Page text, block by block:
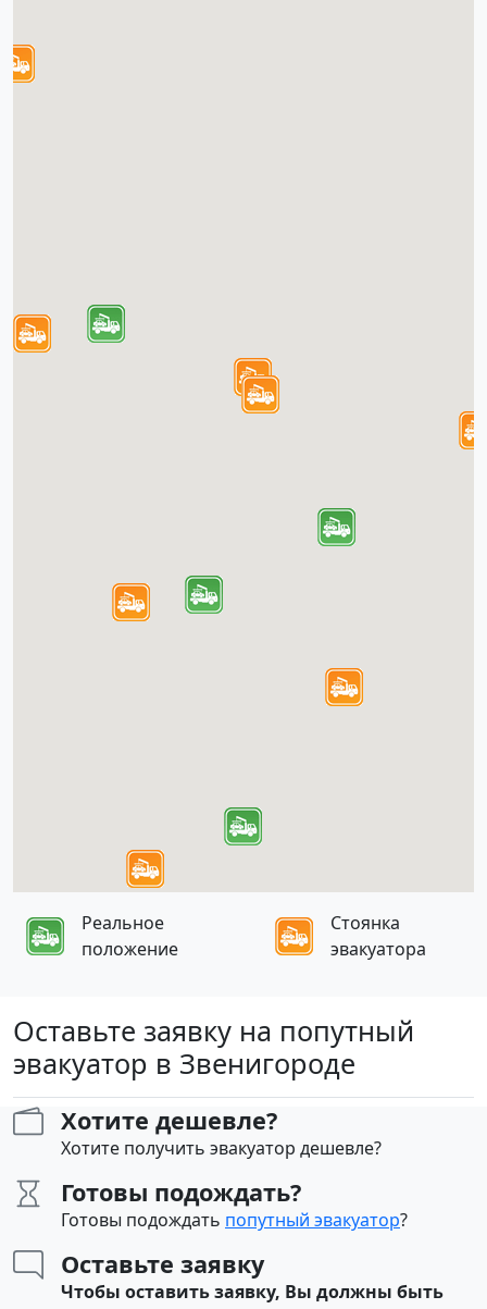
Реальное
положение
Стоянка
эвакуатора
Оставьте заявку на попутный
эвакуатор в Звенигороде
Хотите дешевле?
Хотите получить эвакуатор дешевле?
Готовы подождать?
Готовы подождать попутный эвакуатор?
Оставьте заявку
Чтобы оставить заявку, Вы должны быть